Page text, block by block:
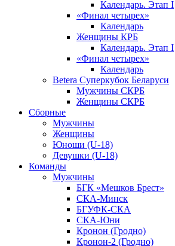
Календарь. Этап I
«Финал четырех»
Календарь
Женщины КРБ
Календарь. Этап I
«Финал четырех»
Календарь
Betera Суперкубок Беларуси
Мужчины СКРБ
Женщины СКРБ
Сборные
Мужчины
Женщины
Юноши (U-18)
Девушки (U-18)
Команды
Мужчины
БГК «Мешков Брест»
СКА-Минск
БГУФК-СКА
СКА-Юни
Кронон (Гродно)
Кронон-2 (Гродно)